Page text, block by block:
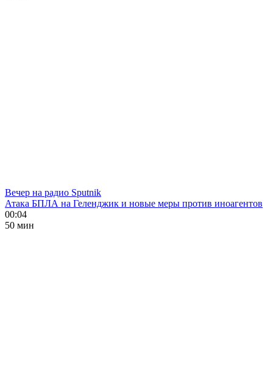
Вечер на радио Sputnik
Атака БПЛА на Геленджик и новые меры против иноагентов
00:04
50 мин